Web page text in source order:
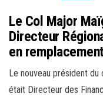
Le Col Major
Directeur
en
Le nouveau président du
était Directeur des